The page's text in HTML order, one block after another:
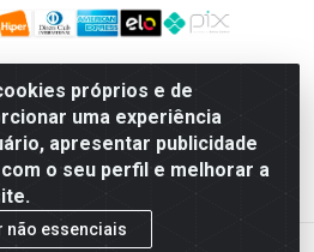
próprios e de
uma experiência
apresentar publicidade
o seu perfil e melhorar a
não essenciais
- Matriz - Rua Itatiba Do Sul, 161 -
PR - CEP 85804-700- CNPJ
0001-90